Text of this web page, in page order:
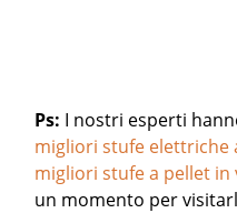
Ps: I nostri esperti
migliori stufe elettriche
migliori stufe a pellet in
un momento per